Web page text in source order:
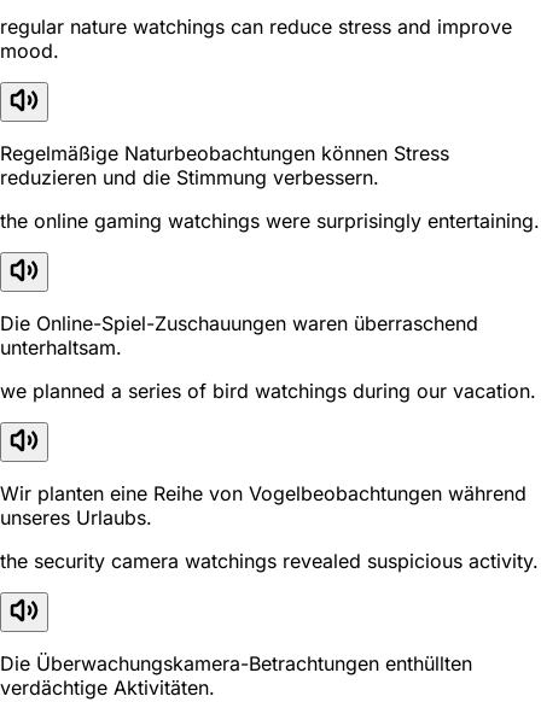
regular nature watchings can reduce stress and improve
mood.
Regelmäßige Naturbeobachtungen können Stress
reduzieren und die Stimmung verbessern.
the online gaming watchings were surprisingly entertaining.
Die Online-Spiel-Zuschauungen waren überraschend
unterhaltsam.
we planned a series of bird watchings during our vacation.
Wir planten eine Reihe von Vogelbeobachtungen während
unseres Urlaubs.
the security camera watchings revealed suspicious activity.
Die Überwachungskamera-Betrachtungen enthüllten
verdächtige Aktivitäten.